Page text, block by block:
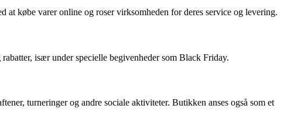
købe varer online og roser virksomheden for deres service og levering.
især under specielle begivenheder som Black Friday.
turneringer og andre sociale aktiviteter. Butikken anses også som et